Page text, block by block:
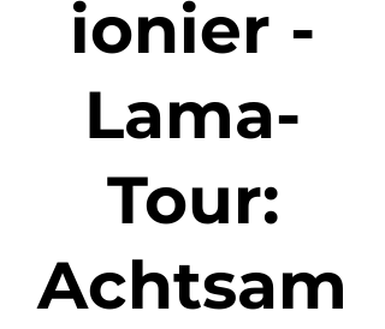
ionier -
Lama-
Tour:
Achtsam